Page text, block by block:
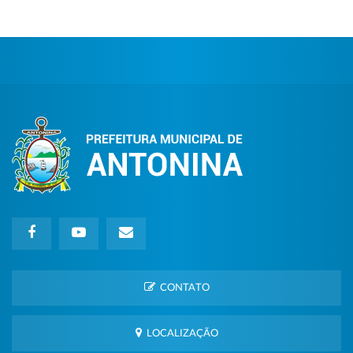
CONTATO
LOCALIZAÇÃO